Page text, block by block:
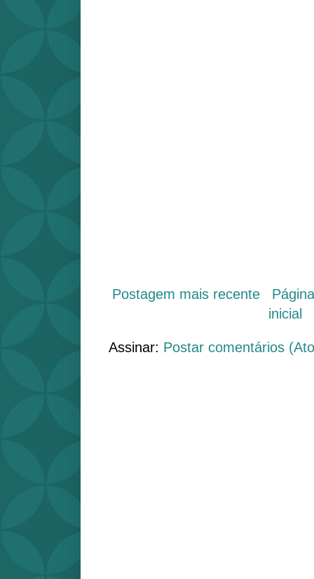
Postagem mais recente
inicial
Assinar: Postar comentários